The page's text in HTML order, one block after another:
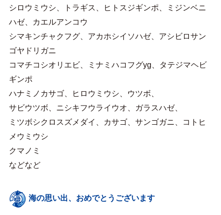
シロウミウシ、トラギス、ヒトスジギンポ、ミジンベニ
ハゼ、カエルアンコウ
シマキンチャクフグ、アカホシイソハゼ、アシビロサン
ゴヤドリガニ
コマチコシオリエビ、ミナミハコフグyg、タテジマヘビ
ギンポ
ハナミノカサゴ、ヒロウミウシ、ウツボ、
サビウツボ、ニシキフウライウオ、ガラスハゼ、
ミツボシクロスズメダイ、カサゴ、サンゴガニ、コトヒ
メウミウシ
クマノミ
などなど
海の思い出、おめでとうございます